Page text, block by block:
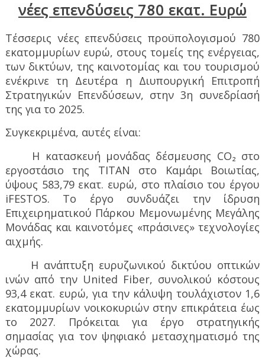
νέες επενδύσεις 780 εκατ. Ευρώ
Τέσσερις νέες επενδύσεις προϋπολογισμού 780
εκατομμυρίων ευρώ, στους τομείς της ενέργειας,
των δικτύων, της καινοτομίας και του τουρισμού
ενέκρινε τη Δευτέρα η Διυπουργική Επιτροπή
Στρατηγικών Επενδύσεων, στην 3η συνεδρίασή
της για το 2025.
Συγκεκριμένα, αυτές είναι:
Η κατασκευή μονάδας δέσμευσης CO₂ στο
εργοστάσιο της ΤΙΤΑΝ στο Καμάρι Βοιωτίας,
ύψους 583,79 εκατ. ευρώ, στο πλαίσιο του έργου
iFESTOS. Το έργο συνδυάζει την ίδρυση
Επιχειρηματικού Πάρκου Μεμονωμένης Μεγάλης
Μονάδας και καινοτόμες «πράσινες» τεχνολογίες
αιχμής.
Η ανάπτυξη ευρυζωνικού δικτύου οπτικών
ινών από την United Fiber, συνολικού κόστους
93,4 εκατ. ευρώ, για την κάλυψη τουλάχιστον 1,6
εκατομμυρίων νοικοκυριών στην επικράτεια έως
το 2027. Πρόκειται για έργο στρατηγικής
σημασίας για τον ψηφιακό μετασχηματισμό της
χώρας.